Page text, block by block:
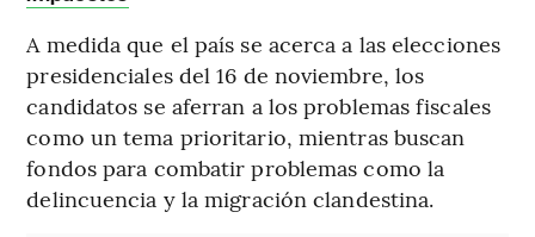
A medida que el país se acerca a las elecciones
presidenciales del 16 de noviembre, los
candidatos se aferran a los problemas fiscales
como un tema prioritario, mientras buscan
fondos para combatir problemas como la
delincuencia y la migración clandestina.